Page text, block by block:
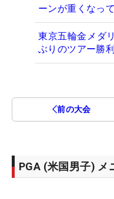
ーンが重くなっ
東京五輪金メダ
ぶりのツアー勝
前の大会
PGA (米国男子) メ